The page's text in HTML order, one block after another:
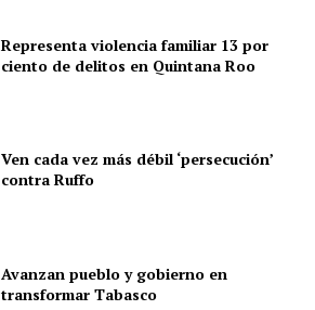
Representa violencia familiar 13 por
ciento de delitos en Quintana Roo
Ven cada vez más débil ‘persecución’
contra Ruffo
Avanzan pueblo y gobierno en
transformar Tabasco